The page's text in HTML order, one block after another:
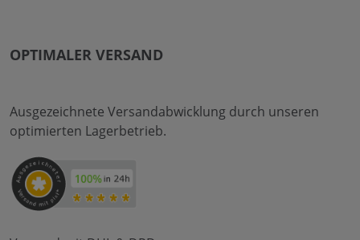
OPTIMALER VERSAND
Ausgezeichnete Versandabwicklung durch unseren
optimierten Lagerbetrieb.